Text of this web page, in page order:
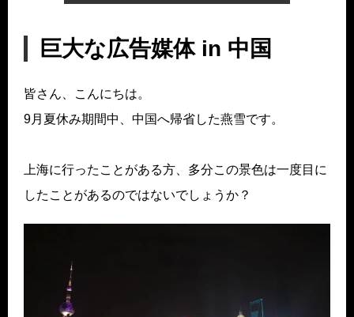
巨大な広告媒体 in 中国
皆さん、こんにちは。
9月夏休み期間中、中国へ帰省した燕雪です。
上海に行ったことがある方、多分この景色は一度目に
したことがあるのではないでしょうか？